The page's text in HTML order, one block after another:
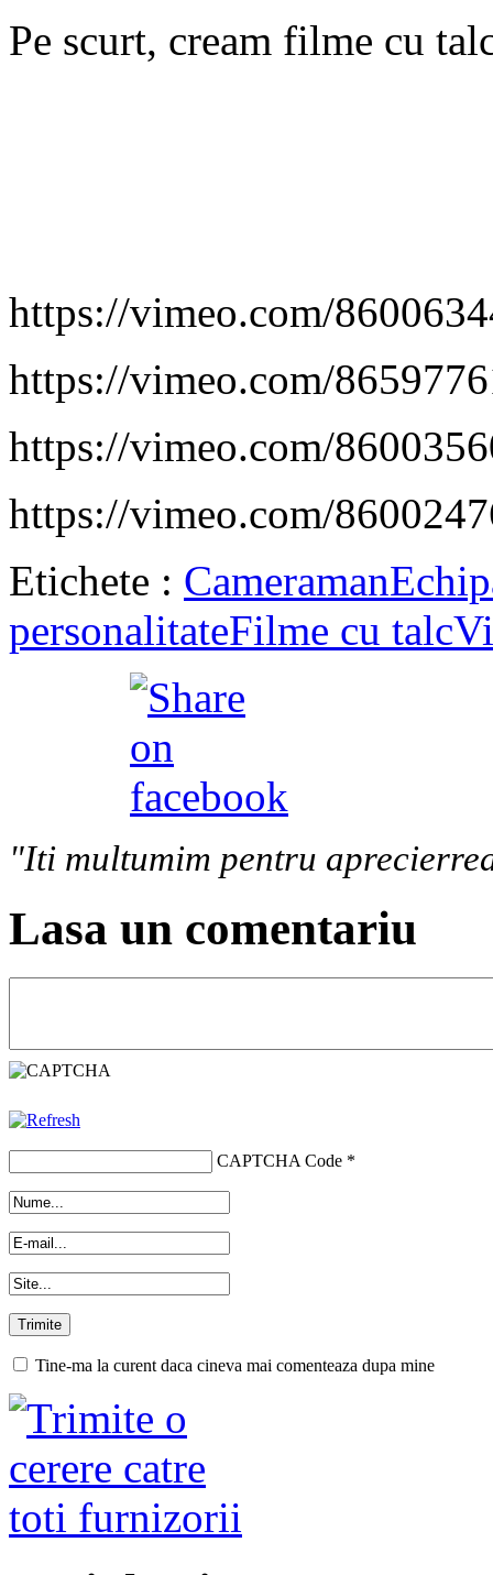
Pe scurt, cream filme cu
https://vimeo.com/
https://vimeo.com/
https://vimeo.com/
https://vimeo.com/
Etichete : Cameraman
personalitateFilme cu talc
"Iti multumim pentru
Lasa un comentariu
CAPTCHA Code *
Tine-ma la curent daca cineva mai comenteaza dupa mine